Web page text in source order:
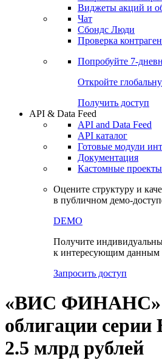
Виджеты акций и
Чат
Сбондс Люди
Проверка
Попробуйте 7-
Откройте
Получить доступ
API & Data Feed
API and Data Feed
API каталог
Готовые модули
Документация
Кастомные проекты
Оцените структуру и
в публичном демо-
DEMO
Получите
к интересующим данным
Запросить доступ
«ВИС ФИНАНС»
облигации
2.5 млрд рублей